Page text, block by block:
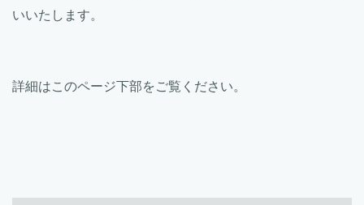
いいたします。
詳細はこのページ下部をご覧ください。